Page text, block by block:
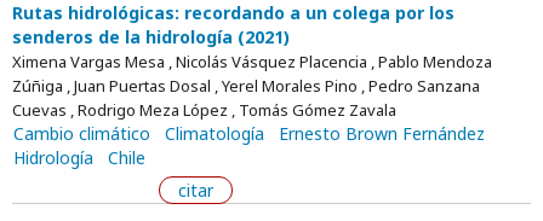
Rutas hidrológicas: recordando a un colega por los
senderos de la hidrología (2021)
Ximena Vargas Mesa , Nicolás Vásquez Placencia , Pablo Mendoza
Zúñiga , Juan Puertas Dosal , Yerel Morales Pino , Pedro Sanzana
Cuevas , Rodrigo Meza López , Tomás Gómez Zavala
Cambio climático Climatología
Ernesto Brown Fernández
Hidrología
Chile
citar